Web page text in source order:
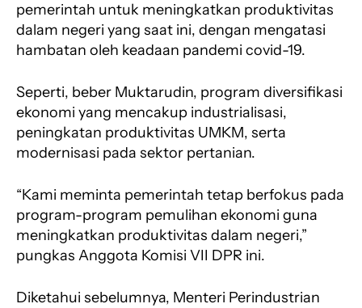
pemerintah untuk meningkatkan produktivitas
dalam negeri yang saat ini, dengan mengatasi
hambatan oleh keadaan pandemi covid-19.
Seperti, beber Muktarudin, program diversifikasi
ekonomi yang mencakup industrialisasi,
peningkatan produktivitas UMKM, serta
modernisasi pada sektor pertanian.
“Kami meminta pemerintah tetap berfokus pada
program-program pemulihan ekonomi guna
meningkatkan produktivitas dalam negeri,”
pungkas Anggota Komisi VII DPR ini.
Diketahui sebelumnya, Menteri Perindustrian